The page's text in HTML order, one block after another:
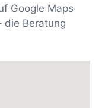
Google Maps
die Beratung